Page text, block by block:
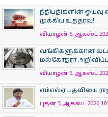
நீதிபதிகளின் ஓய்வு
முக்கிய உத்தரவு!
வியாழன் 6, ஆகஸ்ட் 2026
வங்கிகளுக்கான
மல்கோத்ரா
வியாழன் 6, ஆகஸ்ட் 2026
எம்எல்ஏ பதவியை
புதன் 5, ஆகஸ்ட் 2026